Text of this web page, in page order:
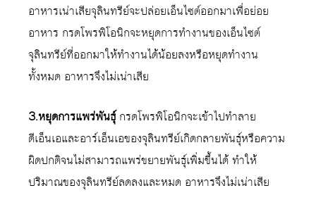
อาหารเน่าเสียจุลินทรีย์จะปล่อยเอ็นไซต์ออกมาเพื่อย่อย
อาหาร กรดโพรพิโอนิกจะหยุดการทำงานของเอ็นไซต์
จุลินทรีย์ที่ออกมาให้ทำงานได้น้อยลงหรือหยุดทำงาน
ทั้งหมด อาหารจึงไม่เน่าเสีย
3.หยุดการแพร่พันธุ์กรดโพรพิโอนิกจะเข้าไปทำลาย
ดีเอ็นเอและอาร์เอ็นเอของจุลินทรีย์เกิดกลายพันธุ์หรือความ
ผิดปกติจนไม่สามารถแพร่ขยายพันธุ์เพิ่มขึ้นได้ ทำให้
ปริมาณของจุลินทรีย์ลดลงและหมด อาหารจึงไม่เน่าเสีย